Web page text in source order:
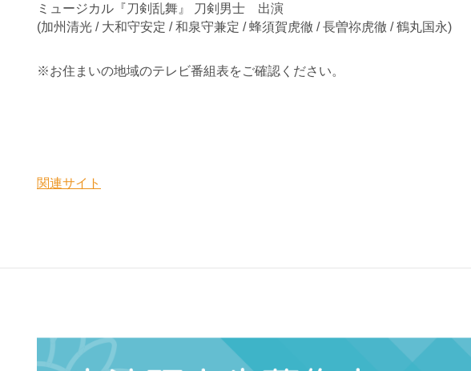
ミュージカル『刀剣乱舞』 刀剣男士 出演
(加州清光 / 大和守安定 / 和泉守兼定 / 蜂須賀虎徹 / 長曽祢虎徹 / 鶴丸国永)
※お住まいの地域のテレビ番組表をご確認ください。
関連サイト